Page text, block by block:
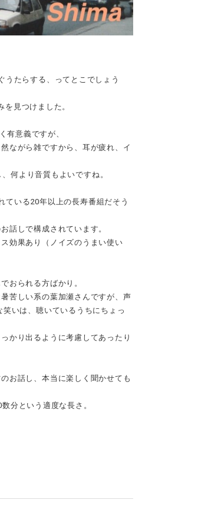
うたらする、ってとこでしょう
見つけました。
有意義ですが、
ながら雑ですから、耳が疲れ、イ
何より音質もよいですね。
いる20年以上の長寿番組だそう
話しで構成されています。
効果あり（ノイズのうまい使い
おられる方ばかり。
苦しい系の葉加瀬さんですが、声
いは、聴いているうちにちょっ
かり出るように考慮してあったり
お話し、本当に楽しく聞かせても
分という適度な長さ。